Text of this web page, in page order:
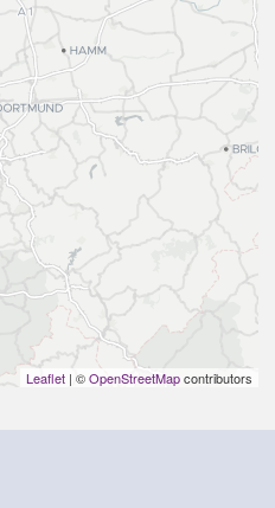
Leaflet | ©OpenStreetMapcontributors